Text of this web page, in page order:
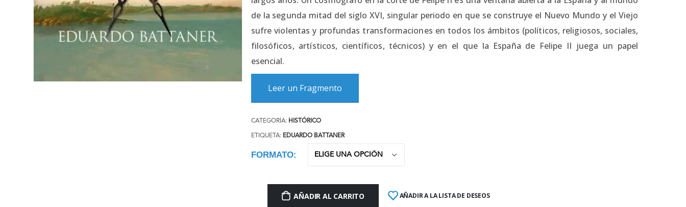
de la segunda mitad del siglo XVI, singular periodo en que se construye el Nuevo Mundo y el Viejo
sufre violentas y profundas transformaciones en todos los ámbitos (políticos, religiosos, sociales,
filosóficos, artísticos, científicos, técnicos) y en el que la España de Felipe II juega un papel
esencial.
Leer un Fragmento
CATEGORÍA: HISTÓRICO
ETIQUETA: EDUARDO BATTANER
FORMATO
AÑADIR AL CARRITO AÑADIR A LA LISTA DE DESEOS